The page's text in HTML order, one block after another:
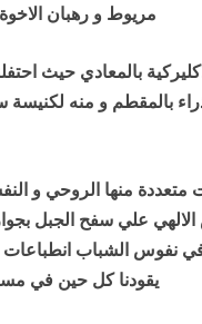
مريوط و رهبان
بالمعادي حيث
بالمقطم و منه لكنيسة
منها الروحي و
علي سفح الجبل
يوليو تاركة في نفوس
يقودنا كل حين في